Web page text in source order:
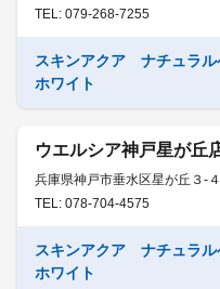
TEL: 079-268-7255
スキンアクア ナチュラ
ホワイト
ウエルシア神戸星が丘
兵庫県神戸市垂水区星が丘３-
TEL: 078-704-4575
スキンアクア ナチュラ
ホワイト